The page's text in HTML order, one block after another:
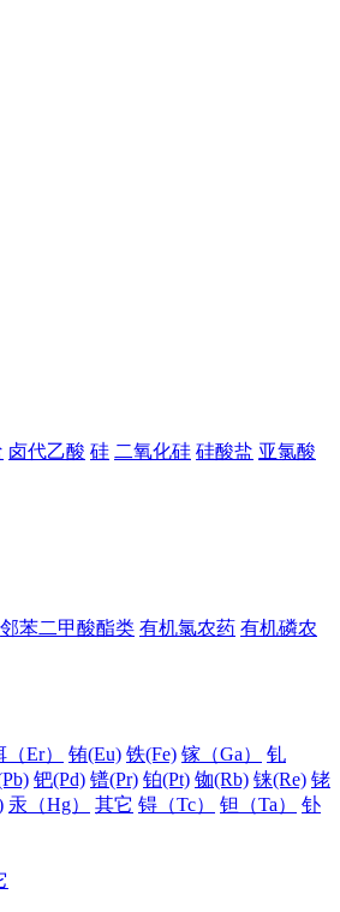
卤代乙酸 硅 二氧化硅 硅酸盐 亚氯酸
邻苯二甲酸酯类 有机氯农药 有机磷农
（Er） 铕(Eu) 铁(Fe) 镓（Ga）
钆
钯(Pd) 镨(Pr) 铂(Pt) 铷(Rb) 铼(Re) 铑
汞（Hg） 其它 锝（Tc） 钽（Ta）
钋